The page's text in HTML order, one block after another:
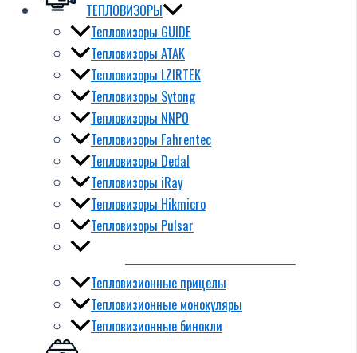
ТЕПЛОВИЗОРЫ
Тепловизоры GUIDE
Тепловизоры ATAK
Тепловизоры LZIRTEK
Тепловизоры Sytong
Тепловизоры NNPO
Тепловизоры Fahrentec
Тепловизоры Dedal
Тепловизоры iRay
Тепловизоры Hikmicro
Тепловизоры Pulsar
Тепловизионные прицелы
Тепловизионные монокуляры
Тепловизионные бинокли